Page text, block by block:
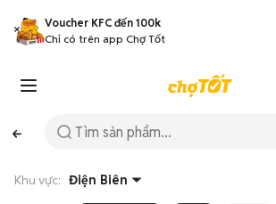
Voucher KFC đến 100k
Chỉ có trên app Chợ Tốt
Khu vực: Điện Biên